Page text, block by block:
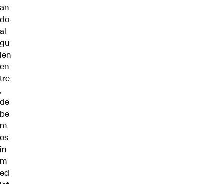
an
do
al
gu
ien
en
tre
,
de
be
m
os
in
m
ed